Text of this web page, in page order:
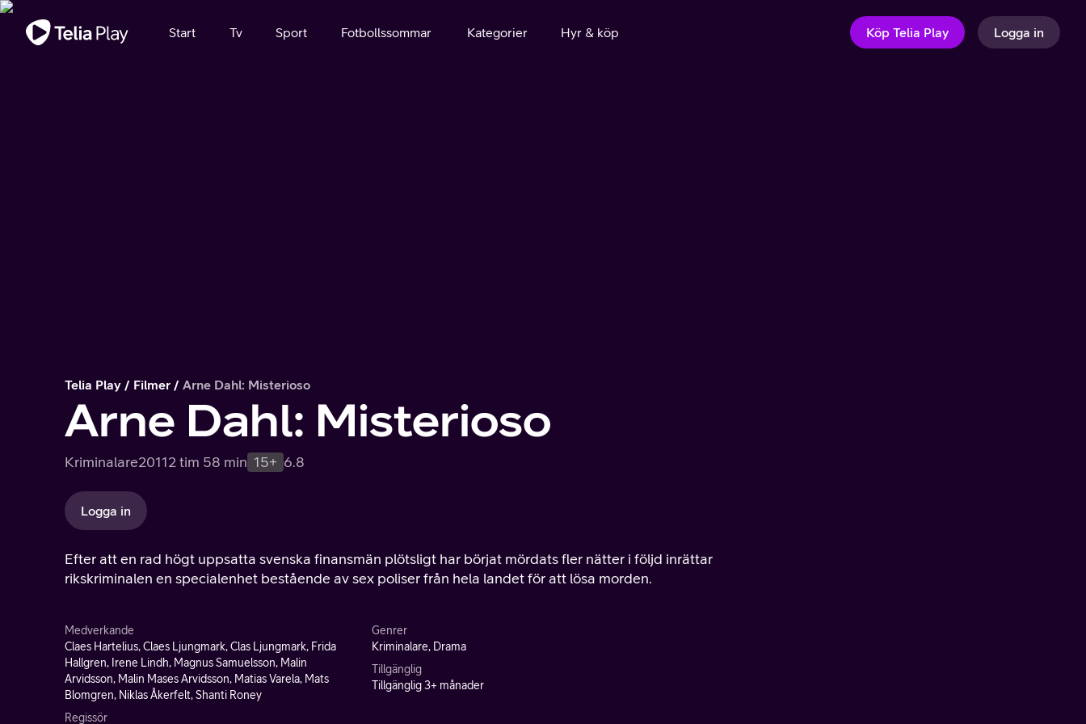
Viktigt meddelande
Start Tv Sport Fotbollssommar Kategorier Hyr & köp Köp Telia Play Logga in
Telia Play Filmer Arne Dahl: Misterioso
Arne Dahl: Misterioso
Kriminalare20112 tim 58 min 15+ 6.8
Logga in
Efter att en rad högt uppsatta svenska finansmän plötsligt har börjat mördats fler nätter i följd inrättar
rikskriminalen en specialenhet bestående av sex poliser från hela landet för att lösa morden.
Medverkande
Claes Hartelius, Claes Ljungmark, Clas Ljungmark, Frida
Hallgren, Irene Lindh, Magnus Samuelsson, Malin
Arvidsson, Malin Mases Arvidsson, Matias Varela, Mats
Blomgren, Niklas Åkerfelt, Shanti Roney
Regissör
Genrer
Kriminalare, Drama
Tillgänglig
Tillgänglig 3+ månader